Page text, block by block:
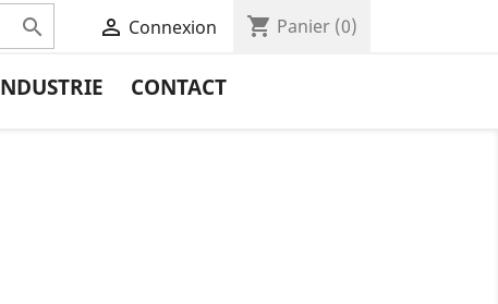
  Connexion shopping_cart Panier (0)
CONTACT